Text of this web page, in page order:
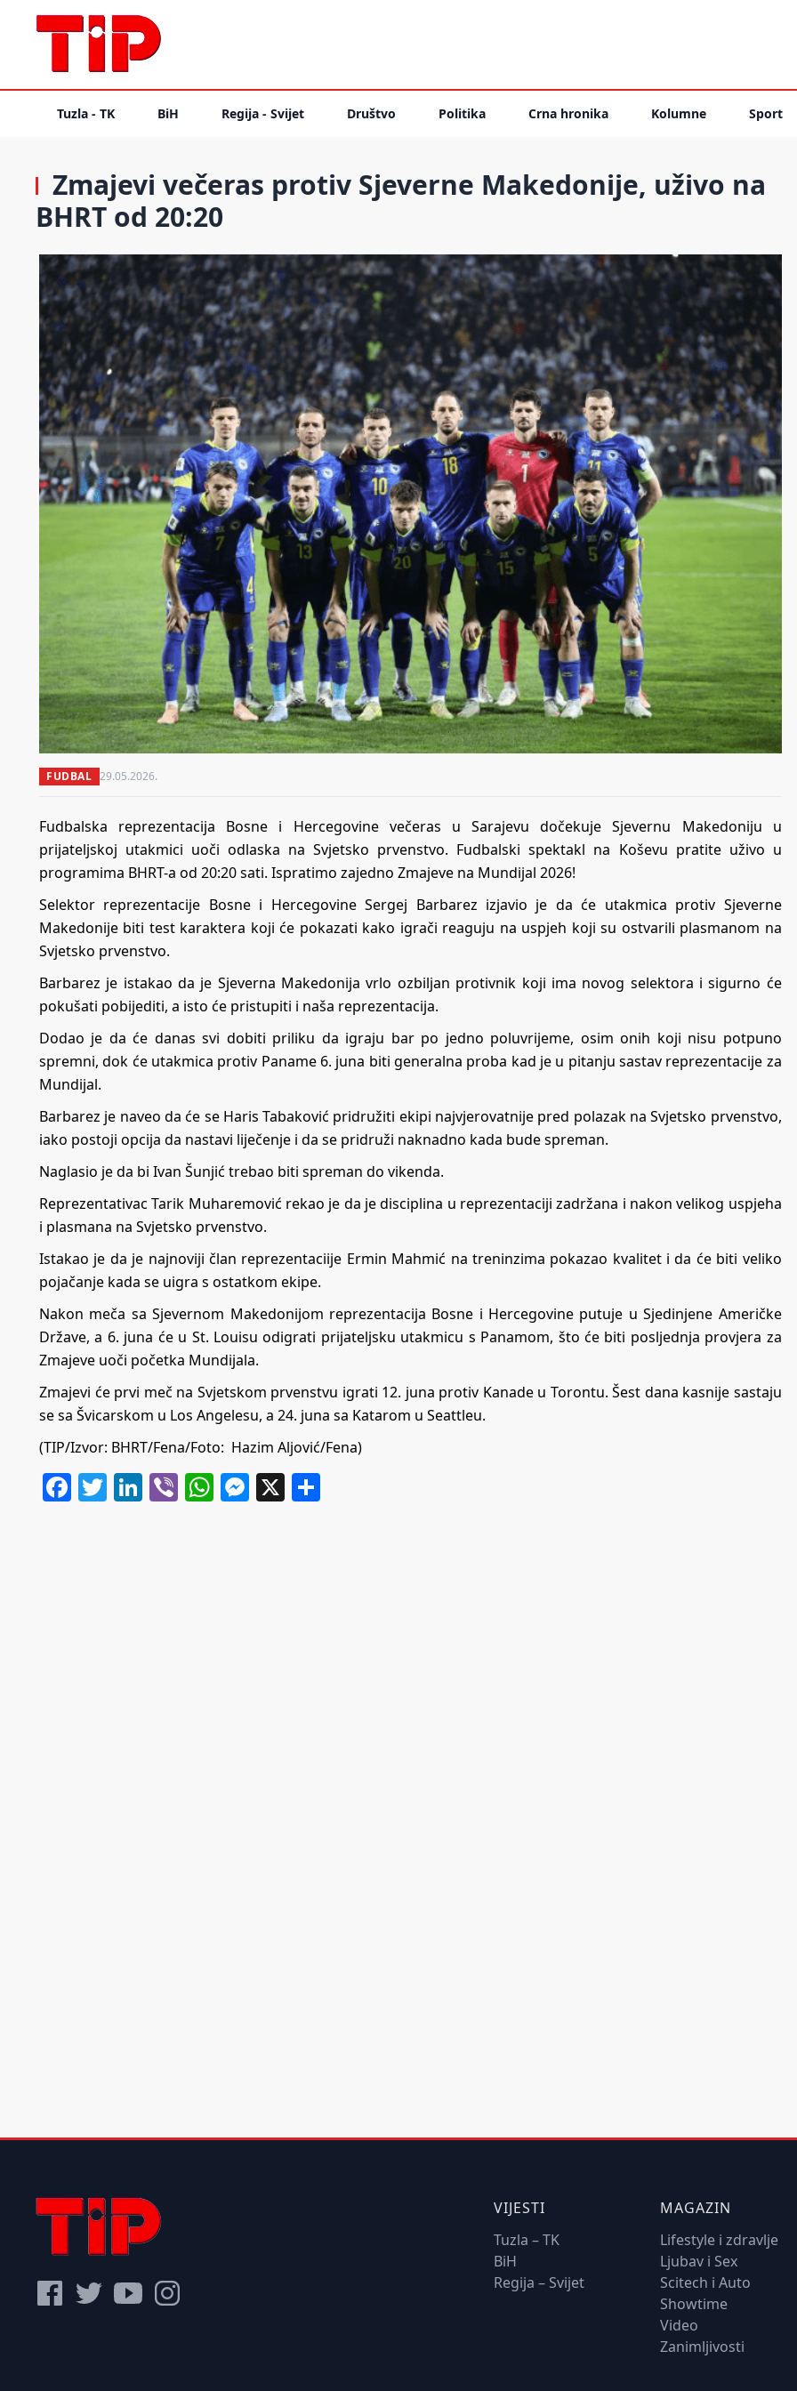
Tuzla - TK BiH Regija - Svijet Društvo Politika Crna hronika Kolumne Sport
Zmajevi večeras protiv Sjeverne Makedonije, uživo na
BHRT od 20:20
FUDBAL 29.05.2026.
Fudbalska reprezentacija Bosne i Hercegovine večeras u Sarajevu dočekuje Sjevernu Makedoniju u
prijateljskoj utakmici uoči odlaska na Svjetsko prvenstvo. Fudbalski spektakl na Koševu pratite uživo u
programima BHRT-a od 20:20 sati. Ispratimo zajedno Zmajeve na Mundijal 2026!
Selektor reprezentacije Bosne i Hercegovine Sergej Barbarez izjavio je da će utakmica protiv Sjeverne
Makedonije biti test karaktera koji će pokazati kako igrači reaguju na uspjeh koji su ostvarili plasmanom na
Svjetsko prvenstvo.
Barbarez je istakao da je Sjeverna Makedonija vrlo ozbiljan protivnik koji ima novog selektora i sigurno će
pokušati pobijediti, a isto će pristupiti i naša reprezentacija.
Dodao je da će danas svi dobiti priliku da igraju bar po jedno poluvrijeme, osim onih koji nisu potpuno
spremni, dok će utakmica protiv Paname 6. juna biti generalna proba kad je u pitanju sastav reprezentacije za
Mundijal.
Barbarez je naveo da će se Haris Tabaković pridružiti ekipi najvjerovatnije pred polazak na Svjetsko prvenstvo,
iako postoji opcija da nastavi liječenje i da se pridruži naknadno kada bude spreman.
Naglasio je da bi Ivan Šunjić trebao biti spreman do vikenda.
Reprezentativac Tarik Muharemović rekao je da je disciplina u reprezentaciji zadržana i nakon velikog uspjeha
i plasmana na Svjetsko prvenstvo.
Istakao je da je najnoviji član reprezentaciije Ermin Mahmić na treninzima pokazao kvalitet i da će biti veliko
pojačanje kada se uigra s ostatkom ekipe.
Nakon meča sa Sjevernom Makedonijom reprezentacija Bosne i Hercegovine putuje u Sjedinjene Američke
Države, a 6. juna će u St. Louisu odigrati prijateljsku utakmicu s Panamom, što će biti posljednja provjera za
Zmajeve uoči početka Mundijala.
Zmajevi će prvi meč na Svjetskom prvenstvu igrati 12. juna protiv Kanade u Torontu. Šest dana kasnije sastaju
se sa Švicarskom u Los Angelesu, a 24. juna sa Katarom u Seattleu.
(TIP/Izvor: BHRT/Fena/Foto: Hazim Aljović/Fena)
Facebook
Twitter
LinkedIn
ViberWhatsApp
Messenger
X
VIJESTI
Tuzla – TK
BiH
Regija – Svijet
MAGAZIN
Lifestyle i zdravlje
Ljubav i Sex
Scitech i Auto
Showtime
Video
Zanimljivosti